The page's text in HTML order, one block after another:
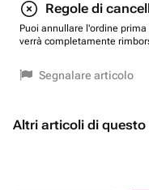
Regole di
Puoi annullare l'ordine
verrà completamente
Segnalare articolo
Altri articoli di questo